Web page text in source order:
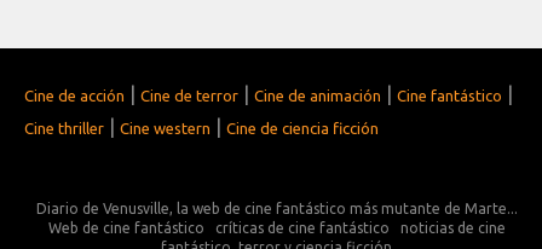
Cine de acción | Cine de terror | Cine de animación | Cine fantástico |
Cine thriller | Cine western | Cine de ciencia ficción
Diario de Venusville, la web de cine fantástico más mutante de Marte...
Web de cine fantástico
críticas de cine fantástico
noticias de cine